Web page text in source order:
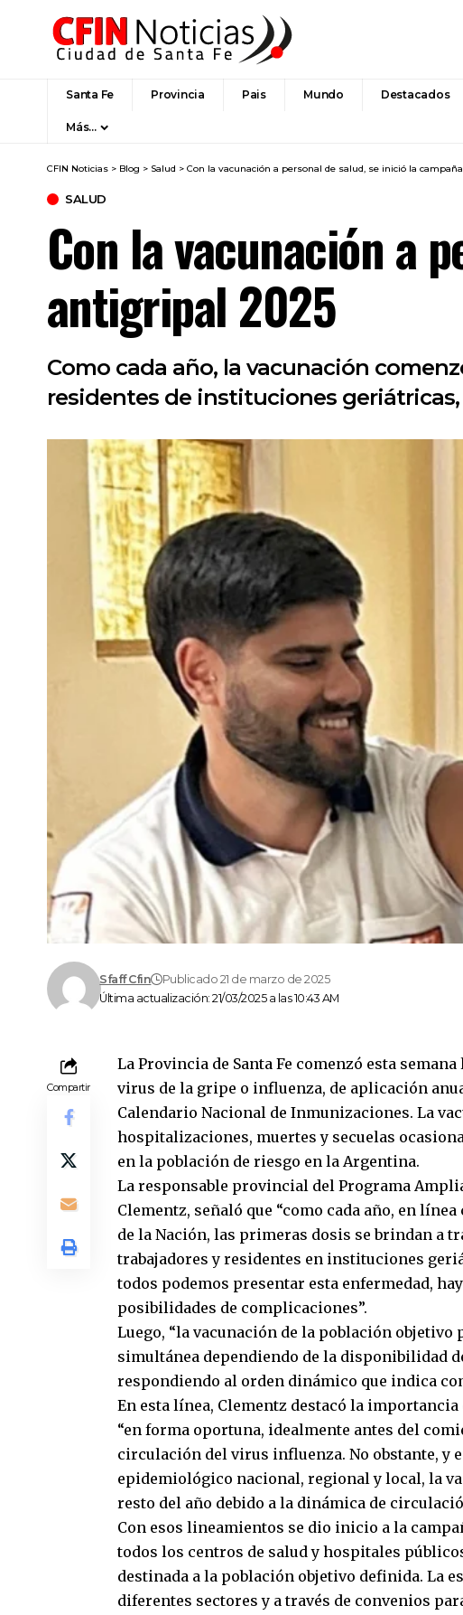
Santa Fe Provincia Pais Mundo Destacados
Más…
CFIN Noticias > Blog > Salud > Con la vacunación a personal de salud, se inició la
SALUD
Con la vacunación a
antigripal 2025
Como cada año, la vacunación
residentes de instituciones
Última actualización: 21/03/2025 a las 10:43 AM
Sfaff Cfin Publicado 21 de marzo de 2025
Compartir
La Provincia de Santa Fe comenzó esta
virus de la gripe o influenza, de aplicación
Calendario Nacional de Inmunizaciones. La
hospitalizaciones, muertes y secuelas
en la población de riesgo en la Argentina.
La responsable provincial del Programa
Clementz, señaló que “como cada año, en
de la Nación, las primeras dosis se brindan a
trabajadores y residentes en instituciones
todos podemos presentar esta enfermedad,
posibilidades de complicaciones”.
Luego, “la vacunación de la población objetivo
simultánea dependiendo de la disponibilidad
respondiendo al orden dinámico que indica
En esta línea, Clementz destacó la
“en forma oportuna, idealmente antes del
circulación del virus influenza. No obstante, y
epidemiológico nacional, regional y local, la
resto del año debido a la dinámica de
Con esos lineamientos se dio inicio a la
todos los centros de salud y hospitales
destinada a la población objetivo definida. La
diferentes sectores y a través de convenios